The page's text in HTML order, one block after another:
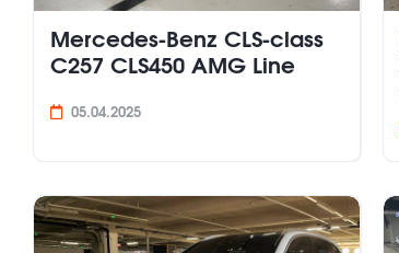
Mercedes-Benz CLS-class
C257 СLS450 AMG Line
05.04.2025